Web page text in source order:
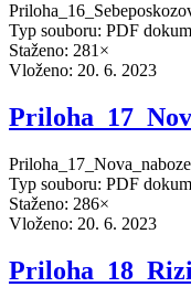
Typ souboru: PDF
Staženo: 281×
Vloženo: 20. 6. 2023
Typ souboru: PDF
Staženo: 286×
Vloženo: 20. 6. 2023